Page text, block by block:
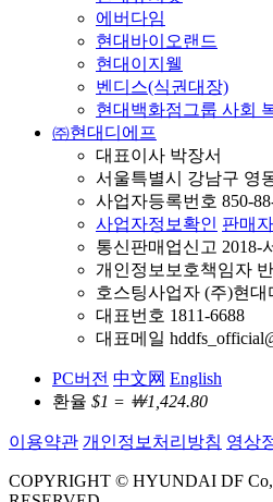
에버다임
현대바이오랜드
현대이지웰
벤디스(식권대장)
현대백화점그룹 사회
㈜현대디에프
대표이사 박장서
서울특별시 강남구 영
사업자등록번호 850-
사업자정보확인 판매
통신판매업신고 2018-
개인정보보호책임자
호스팅사업자 (주)현대
대표번호 1811-6688
대표메일
PC버전 中文网 English
환율 $1 = ￦1,424.80
이용약관 개인정보처리방침 영상
COPYRIGHT © HYUNDAI DF